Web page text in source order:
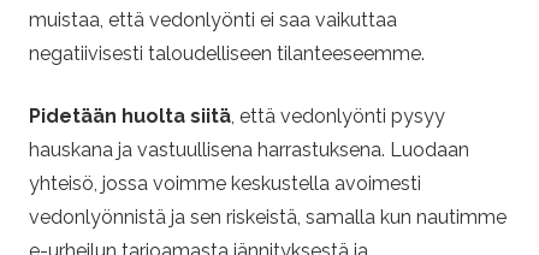
muistaa, että vedonlyönti ei saa vaikuttaa
negatiivisesti taloudelliseen tilanteeseemme.
Pidetään huolta siitä, että vedonlyönti pysyy
hauskana ja vastuullisena harrastuksena. Luodaan
yhteisö, jossa voimme keskustella avoimesti
vedonlyönnistä ja sen riskeistä, samalla kun nautimme